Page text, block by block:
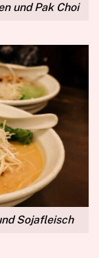
und Pak Choi
Sojafleisch